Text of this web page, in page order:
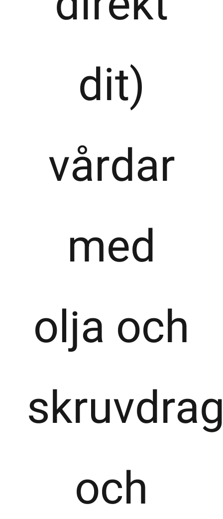
dit)
vårdar
med
olja och
och